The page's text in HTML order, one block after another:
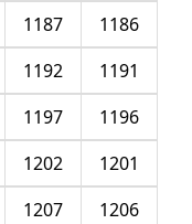
1186
1187
1191
1192
1196
1197
1201
1202
1206
1207